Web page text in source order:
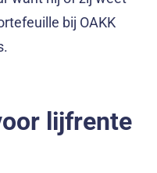
bij OAKK
lijfrente